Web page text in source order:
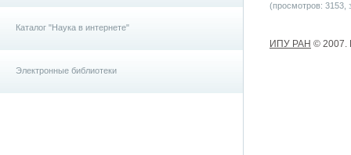
Каталог "Наука в интернете"
Электронные библиотеки
(просмотров: 3153,
ИПУ РАН © 2007.